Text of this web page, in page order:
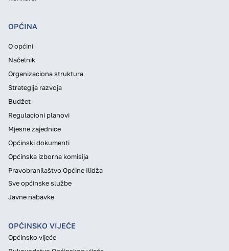
OPĆINA
O općini
Načelnik
Organizaciona struktura
Strategija razvoja
Budžet
Regulacioni planovi
Mjesne zajednice
Općinski dokumenti
Općinska izborna komisija
Pravobranilaštvo Općine Ilidža
Sve općinske službe
Javne nabavke
OPĆINSKO VIJEĆE
Općinsko vijeće